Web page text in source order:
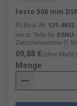
Festo 500 mm
RS Best.-Nr. 121-4692
Herst. Teile-Nr.
Zwischensumme (1
69,88 €(ohne MwSt.)
Menge